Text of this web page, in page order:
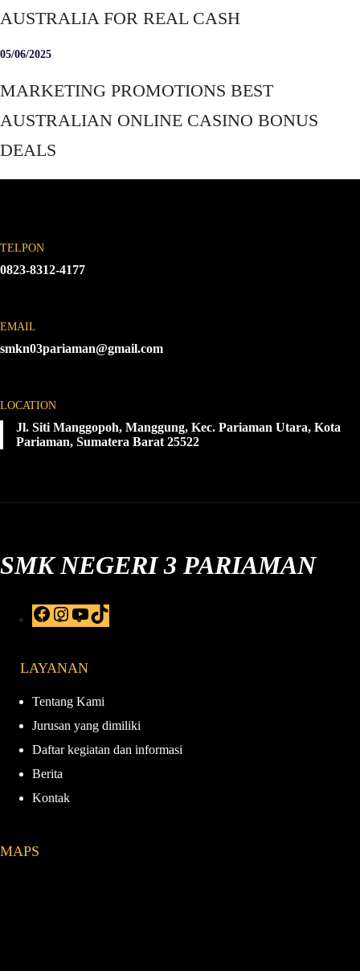
AUSTRALIA FOR REAL CASH
05/06/2025
MARKETING PROMOTIONS BEST
AUSTRALIAN ONLINE CASINO BONUS
DEALS
TELPON
0823-8312-4177
EMAIL
smkn03pariaman@gmail.com
LOCATION
Jl. Siti Manggopoh, Manggung, Kec. Pariaman Utara, Kota
Pariaman, Sumatera Barat 25522
SMK NEGERI 3 PARIAMAN
F
a
b
o
I
n
a
r
a
m
Y
o
e
i
LAYANAN
Tentang Kami
Jurusan yang dimiliki
Daftar kegiatan dan informasi
Berita
Kontak
MAPS